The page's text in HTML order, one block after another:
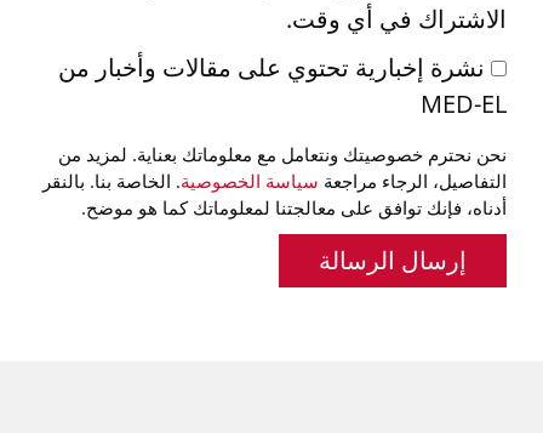
الاشتراك في أي وقت.
نشرة إخبارية تحتوي على مقالات وأخبار من
MED-EL
نحن نحترم خصوصيتك ونتعامل مع معلوماتك بعناية. لمزيد من
التفاصيل، الرجاء مراجعةسياسة الخصوصية. الخاصة بنا. بالنقر
أدناه، فإنك توافق على معالجتنا لمعلوماتك كما هو موضح.
إرسال الرسالة